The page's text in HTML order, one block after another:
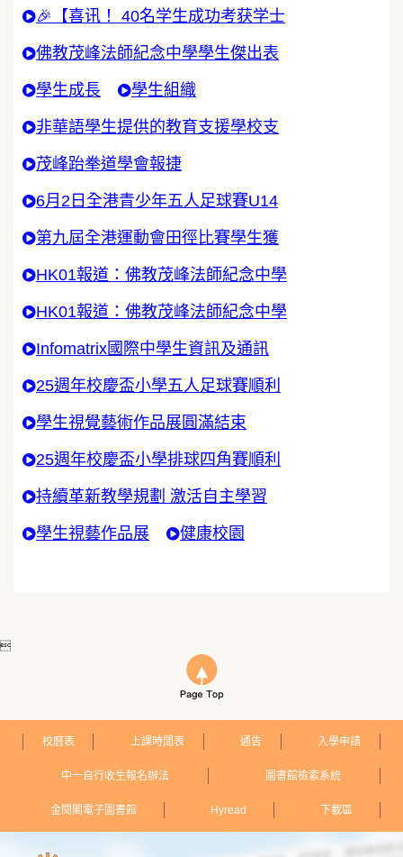
🎉【喜讯！ 40名学生成功考获学士
佛教茂峰法師紀念中學學生傑出表
學生成長 學生組織
非華語學生提供的教育支援學校支
茂峰跆拳道學會報捷
6月2日全港青少年五人足球賽U14
第九屆全港運動會田徑比賽學生獲
HK01報道：佛教茂峰法師紀念中學
HK01報道：佛教茂峰法師紀念中學
Infomatrix國際中學生資訊及通訊
25週年校慶盃小學五人足球賽順利
學生視覺藝術作品展圓滿結束
25週年校慶盃小學排球四角賽順利
持續革新教學規劃 激活自主學習
學生視藝作品展 健康校園

校曆表 上課時間表 通告 入學申請
中一自行收生報名辦法 圖書館檢索系統
金閱閣電子圖書館 Hyread 下載區